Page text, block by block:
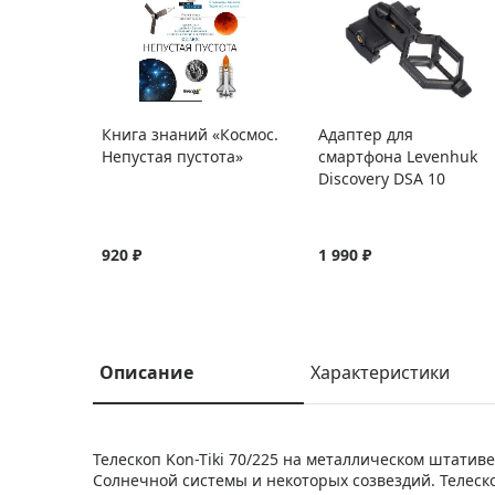
Книга знаний «Космос.
Непустая пустота»
920 ₽
Адаптер для
смартфона Levenhuk
Discovery DSA 10
1 990 ₽
Описание Характеристики
Телескоп Kon-Tiki 70/225 на металлическом
Солнечной системы и некоторых созвездий.